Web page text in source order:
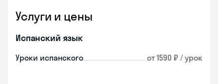
Услуги и цены
Испанский язык
Уроки испанского от 1590 ₽ / урок